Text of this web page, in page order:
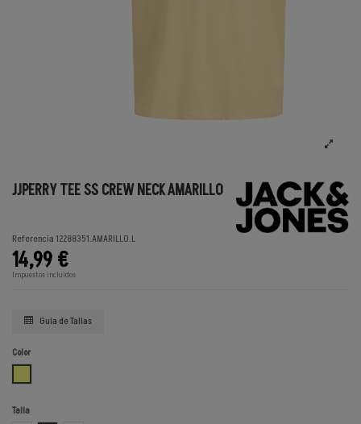
JJPERRY TEE SS CREW NECK AMARILLO
Referencia12288351.AMARILLO.L
14,99 €
Impuestos incluidos
Guía de Tallas
Color
Talla